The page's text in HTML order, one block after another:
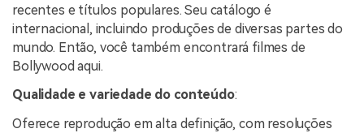
recentes e títulos populares. Seu catálogo é
internacional, incluindo produções de diversas partes do
mundo. Então, você também encontrará filmes de
Bollywood aqui.
Qualidade e variedade do conteúdo:
Oferece reprodução em alta definição, com resoluções